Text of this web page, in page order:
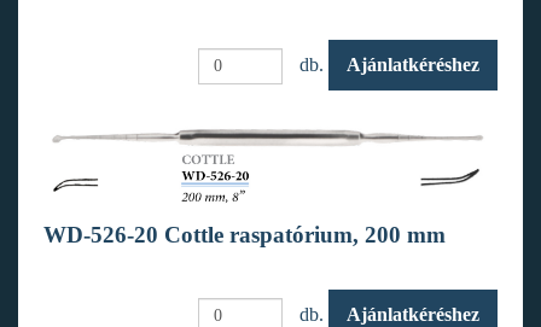
db. Ajánlatkéréshez
WD-526-20 Cottle raspatórium, 200 mm
db. Ajánlatkéréshez